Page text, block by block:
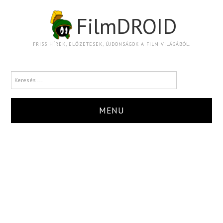
FilmDROID
FRISS HÍREK, ELŐZETESEK, ÚJDONSÁGOK A FILM VILÁGÁBÓL.
MENU